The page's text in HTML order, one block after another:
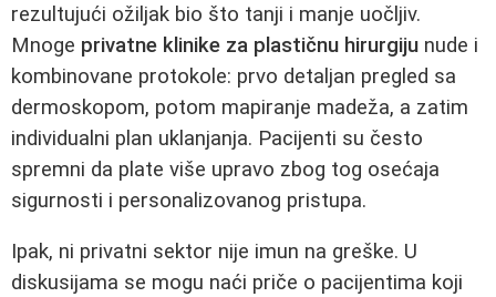
rezultujući ožiljak bio što tanji i manje uočljiv.
Mnoge privatne klinike za plastičnu hirurgiju nude i
kombinovane protokole: prvo detaljan pregled sa
dermoskopom, potom mapiranje madeža, a zatim
individualni plan uklanjanja. Pacijenti su često
spremni da plate više upravo zbog tog osećaja
sigurnosti i personalizovanog pristupa.
Ipak, ni privatni sektor nije imun na greške. U
diskusijama se mogu naći priče o pacijentima koji